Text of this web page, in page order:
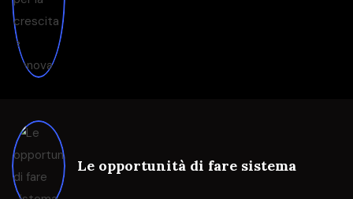
Le opportunità di fare sistema